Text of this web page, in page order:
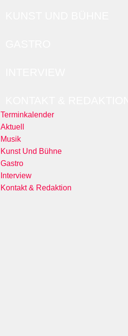
Terminkalender
Aktuell
Musik
Kunst Und Bühne
Gastro
Interview
Kontakt & Redaktion